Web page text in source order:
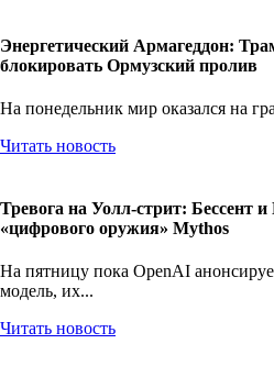
Энергетический Армагеддон:
блокировать Ормузский пролив
На понедельник мир оказался на
Читать новость
Тревога на Уолл-стрит: Бессент
«цифрового оружия» Mythos
На пятницу пока OpenAI
модель, их...
Читать новость